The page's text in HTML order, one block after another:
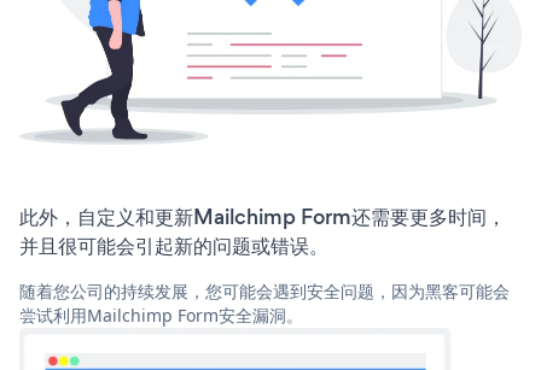
此外，自定义和更新Mailchimp Form还需要更多时间，
并且很可能会引起新的问题或错误。
随着您公司的持续发展，您可能会遇到安全问题，因为黑客可能会
尝试利用Mailchimp Form安全漏洞。